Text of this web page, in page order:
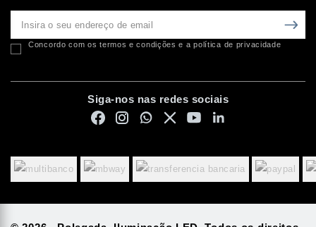
Concordo com os termos e condições e a política de privacidade
Siga-nos nas redes sociais